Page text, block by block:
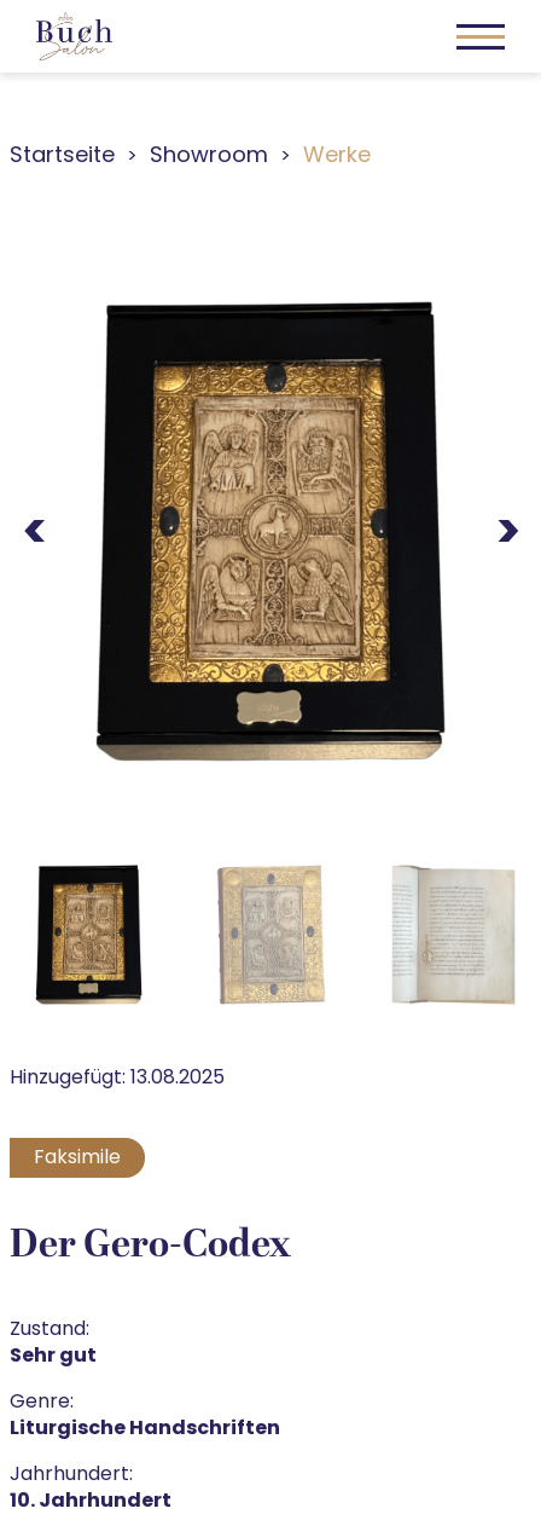
Startseite Showroom Werke
Next
Hinzugefügt:13.08.2025
Faksimile
Der Gero-Codex
Zustand:
Sehr gut
Genre:
Liturgische Handschriften
Jahrhundert:
10. Jahrhundert